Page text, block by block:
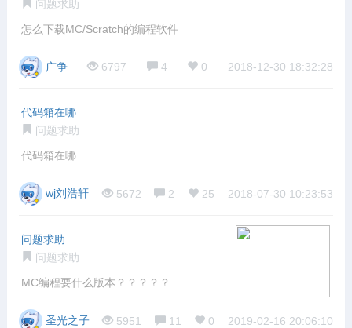
问题求助
怎么下载MC/Scratch的编程软件
广争 6797 4 0 2018-12-30 18:32:28
代码箱在哪
问题求助
代码箱在哪
wj刘浩轩 5672 2 25 2018-07-30 10:23:53
问题求助
问题求助
MC编程要什么版本？？？？？
圣光之子 5951 11 0 2019-02-16 20:06:10